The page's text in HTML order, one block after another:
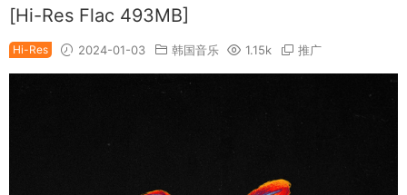
[Hi-Res Flac 493MB]
Hi-Res 2024-01-03 韩国音乐 1.15k 推广